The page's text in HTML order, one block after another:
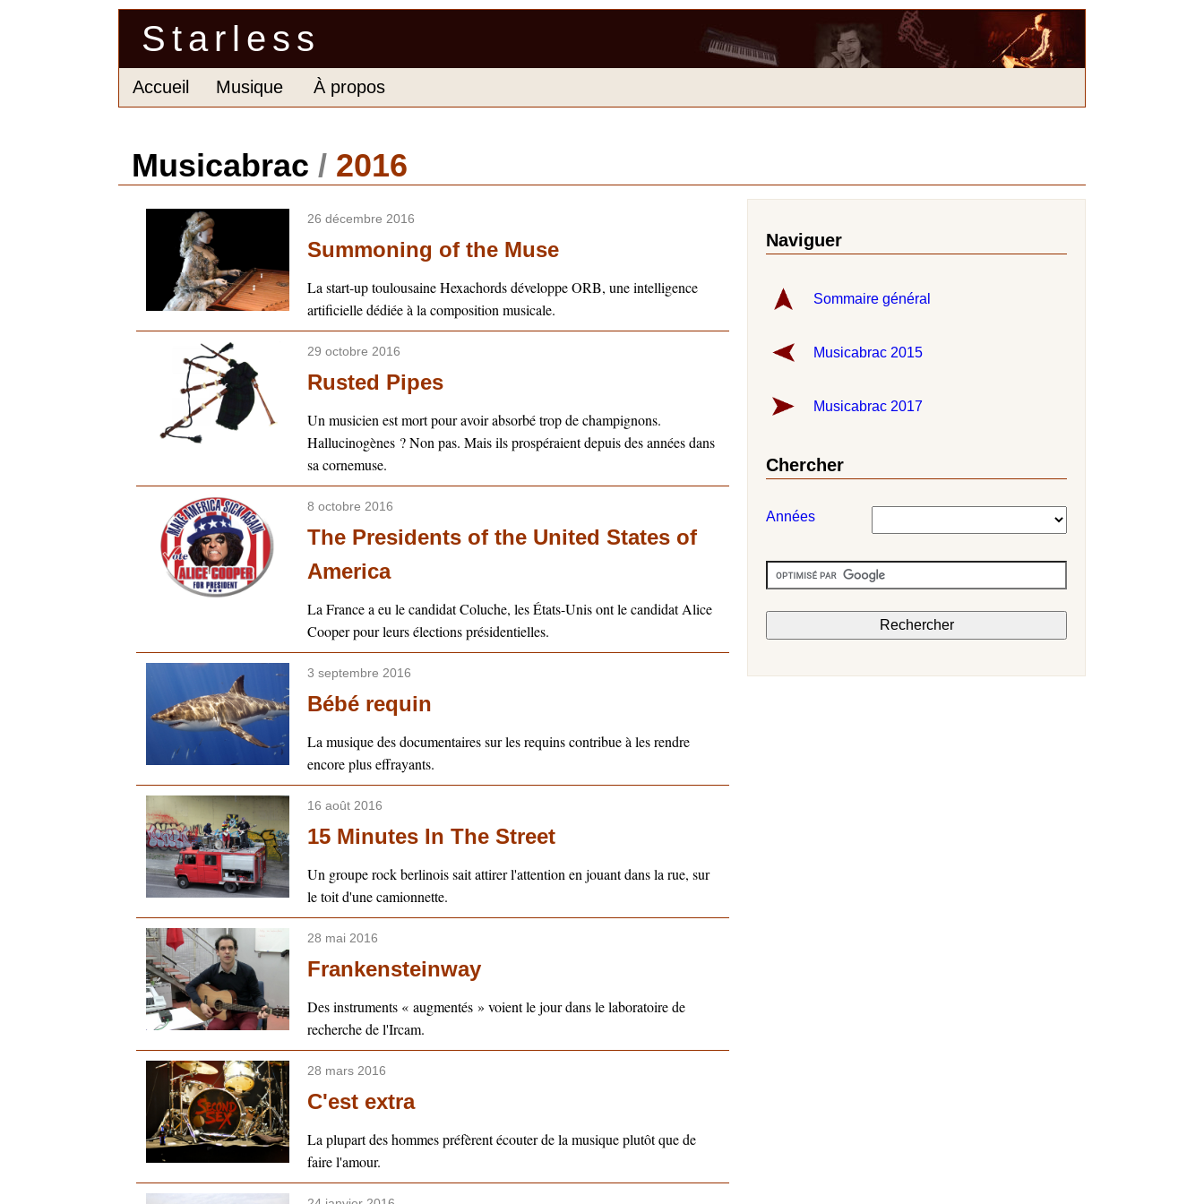
Starless
Accueil Musique À propos
Musicabrac / 2016
26 décembre 2016
Summoning of the Muse
La start-up toulousaine Hexachords développe ORB, une intelligence
artificielle dédiée à la composition musicale.
29 octobre 2016
Rusted Pipes
Un musicien est mort pour avoir absorbé trop de champignons.
Hallucinogènes ? Non pas. Mais ils prospéraient depuis des années dans
sa cornemuse.
8 octobre 2016
The Presidents of the United States of
America
La France a eu le candidat Coluche, les États-Unis ont le candidat Alice
Cooper pour leurs élections présidentielles.
3 septembre 2016
Bébé requin
La musique des documentaires sur les requins contribue à les rendre
encore plus effrayants.
16 août 2016
15 Minutes In The Street
Un groupe rock berlinois sait attirer l'attention en jouant dans la rue, sur
le toit d'une camionnette.
28 mai 2016
Frankensteinway
Des instruments « augmentés » voient le jour dans le laboratoire de
recherche de l'Ircam.
28 mars 2016
C'est extra
La plupart des hommes préfèrent écouter de la musique plutôt que de
faire l'amour.
Naviguer
Sommaire général
Musicabrac 2015
Musicabrac 2017
Chercher
Années